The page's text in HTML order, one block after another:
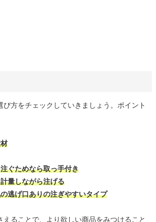
び方をチェックしていきましょう。ポイント
ぐためなら取っ手付き
量しながら注げる
逃げ口ありの注ぎやすいタイプ
えることで、より欲しい商品をみつけること